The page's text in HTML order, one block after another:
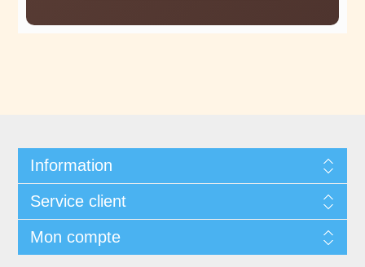
Information
Service client
Mon compte